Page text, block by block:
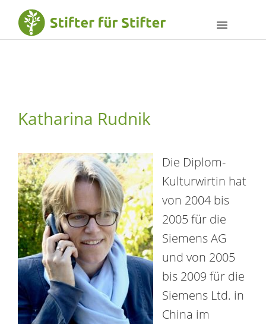
Katharina Rudnik
Die Diplom-
Kulturwirtin hat
von 2004 bis
2005 für die
Siemens AG
und von 2005
bis 2009 für die
Siemens Ltd. in
China im